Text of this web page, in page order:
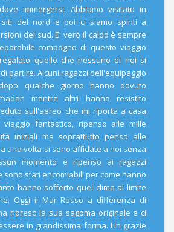
immergersi. Abbiamo visitato in
del nord e poi ci siamo spinti a
del sud. E' vero il caldo è sempre
compagno di questo viaggio
quello che nessuno di noi si
partire. Alcuni ragazzi dell'equipaggio
qualche giorno hanno dovuto
mentre altri hanno resistito
sull'aereo che mi riporta a casa
fantastico, ripenso alle mille
iniziali ma soprattutto penso alle
una volta si sono affidate a noi senza
momento e ripenso ai ragazzi
sono stati encomiabili per come hanno
hanno sofferto quel clima al limite
Oggi il Mar Rosso a differenza di
ripreso la sua sagoma originale e ci
in grandissima forma. Un grazie